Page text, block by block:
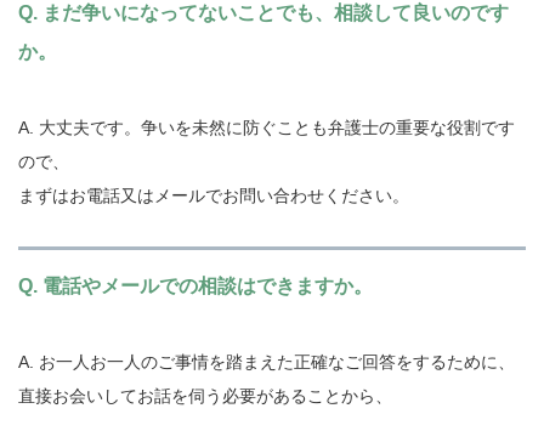
Q. まだ争いになってないことでも、相談して良いのです
か。
A. 大丈夫です。争いを未然に防ぐことも弁護士の重要な役割です
ので、
まずはお電話又はメールでお問い合わせください。
Q. 電話やメールでの相談はできますか。
A. お一人お一人のご事情を踏まえた正確なご回答をするために、
直接お会いしてお話を伺う必要があることから、